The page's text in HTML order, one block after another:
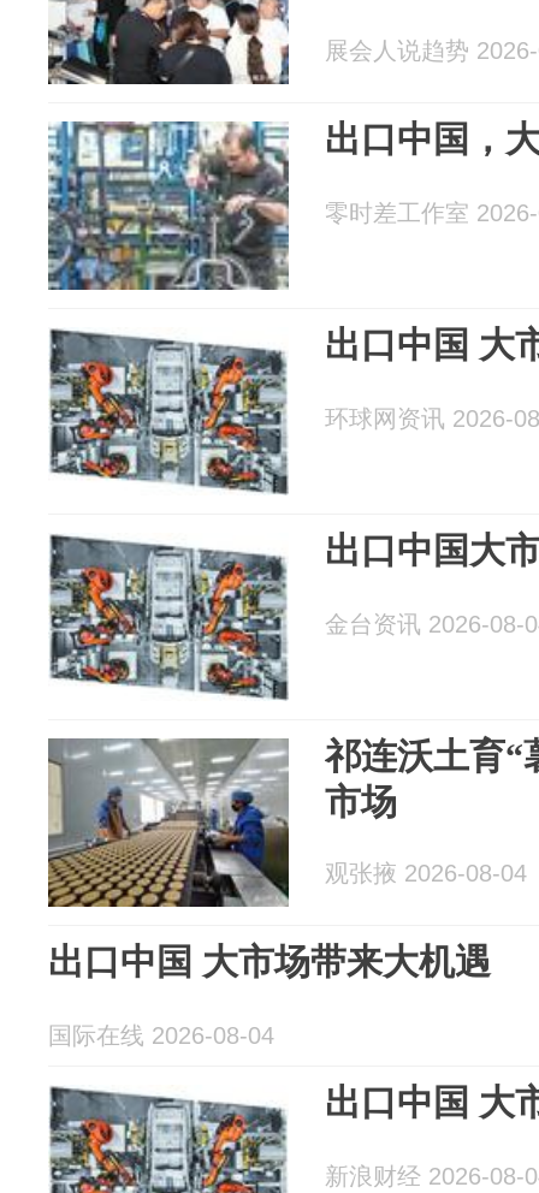
展会人说趋势
出口中国，
零时差工作室
出口中国 大
环球网资讯 2026-
出口中国大
金台资讯 2026-08-
祁连沃土育“
市场
观张掖 2026-08-04
出口中国 大市场带来大机遇
国际在线 2026-08-04
出口中国 大
新浪财经 2026-08-